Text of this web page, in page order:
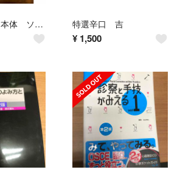
Nintendo DS 本体 ソフト 特選辛口 吉
¥ 1,500